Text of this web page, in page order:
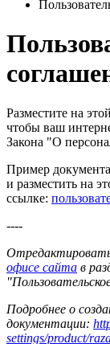
Разместите на
чтобы ваш
Закона "О
Пример
и разместить на
ссылке:
----
офисе сайта в
Подробнее о
документации:
settings/product/